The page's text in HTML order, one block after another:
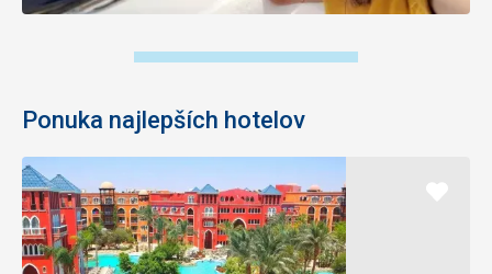
Ponuka najlepších hotelov